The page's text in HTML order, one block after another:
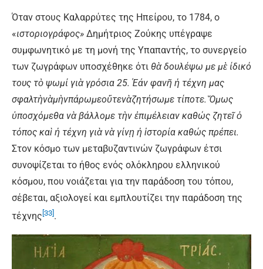
Όταν στους Καλαρρύτες της Ηπείρου, το 1784, ο
«ιστοριογράφος» Δημήτριος Ζούκης υπέγραψε
συμφωνητικό με τη μονή της Υπαπαντής, το συνεργείο
των ζωγράφων υποσχέθηκε ότι θὰ δουλέψω με μὲ ίδικό
τους τὸ ψωμί γιὰ γρόσια 25. Έάν φανῆ ἡ τέχνη μας
σφαλτὴνὰμὴνπάρωμεοὔτενὰζητήσωμε τίποτε. Ὅμως
ὑποσχόμεθα νὰ βάλλομε τὴν ἐπιμέλειαν καθώς ζητεῖ ὁ
τόπος καὶ ἡ τέχνη γιὰ νὰ γίνῃ ἡ ἱστορία καθώς πρέπει.
Στον κόσμο των μεταβυζαντινών ζωγράφων έτσι
συνοψίζεται το ήθος ενός ολόκληρου ελληνικού
κόσμου, που νοιάζεται για την παράδοση του τόπου,
σέβεται, αξιολογεί και εμπλουτίζει την παράδοση της
τέχνης [33].